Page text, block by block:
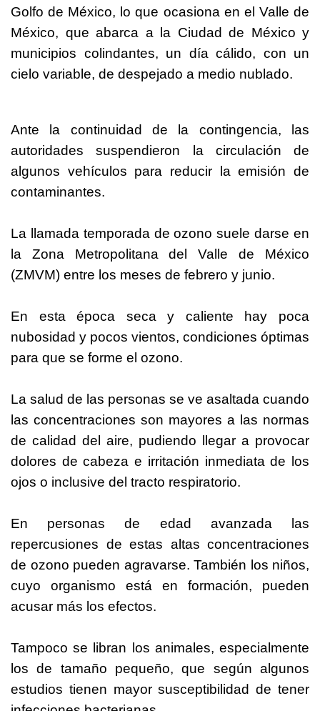
Golfo de México, lo que ocasiona en el Valle de
México, que abarca a la Ciudad de México y
municipios colindantes, un día cálido, con un
cielo variable, de despejado a medio nublado.
Ante la continuidad de la contingencia, las
autoridades suspendieron la circulación de
algunos vehículos para reducir la emisión de
contaminantes.
La llamada temporada de ozono suele darse en
la Zona Metropolitana del Valle de México
(ZMVM) entre los meses de febrero y junio.
En esta época seca y caliente hay poca
nubosidad y pocos vientos, condiciones óptimas
para que se forme el ozono.
La salud de las personas se ve asaltada cuando
las concentraciones son mayores a las normas
de calidad del aire, pudiendo llegar a provocar
dolores de cabeza e irritación inmediata de los
ojos o inclusive del tracto respiratorio.
En personas de edad avanzada las
repercusiones de estas altas concentraciones
de ozono pueden agravarse. También los niños,
cuyo organismo está en formación, pueden
acusar más los efectos.
Tampoco se libran los animales, especialmente
los de tamaño pequeño, que según algunos
estudios tienen mayor susceptibilidad de tener